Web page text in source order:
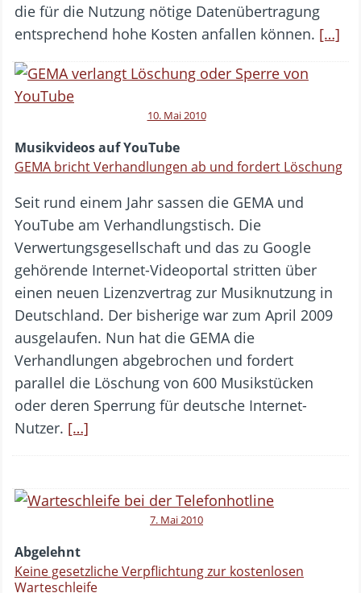
die für die Nutzung nötige Datenübertragung
entsprechend hohe Kosten anfallen können. […]
10. Mai 2010
Musikvideos auf YouTube
GEMA bricht Verhandlungen ab und fordert Löschung
Seit rund einem Jahr sassen die GEMA und
YouTube am Verhandlungstisch. Die
Verwertungsgesellschaft und das zu Google
gehörende Internet-Videoportal stritten über
einen neuen Lizenzvertrag zur Musiknutzung in
Deutschland. Der bisherige war zum April 2009
ausgelaufen. Nun hat die GEMA die
Verhandlungen abgebrochen und fordert
parallel die Löschung von 600 Musikstücken
oder deren Sperrung für deutsche Internet-
Nutzer. […]
7. Mai 2010
Abgelehnt
Keine gesetzliche Verpflichtung zur kostenlosen
Warteschleife